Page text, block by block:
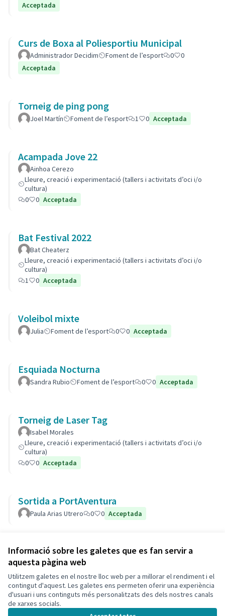
Informació sobre les galetes que es fan servir a
aquesta pàgina web
Utilitzem galetes en el nostre lloc web per a millorar el rendiment i el
contingut d'aquest. Les galetes ens permeten oferir una experiència
d'usuari i uns continguts més personalitzats des dels nostres canals
de xarxes socials.
Acceptada
Curs de Boxa al Poliesportiu Municipal
Administrador Decidim Foment de l’esport 0
0
Acceptada
Torneig de ping pong
Joel Martín Foment de l’esport 1 0 Acceptada
Acampada Jove 22
Ainhoa Cerezo
Lleure, creació i experimentació (tallers i activitats d’oci i/o
cultura)
0
0 Acceptada
Bat Festival 2022
Bat Cheaterz
Lleure, creació i experimentació (tallers i activitats d’oci i/o
cultura)
1
0 Acceptada
Voleibol mixte
Julia Foment de l’esport 0 0 Acceptada
Esquiada Nocturna
Sandra Rubio Foment de l’esport 0 0 Acceptada
Torneig de Laser Tag
Isabel Morales
Lleure, creació i experimentació (tallers i activitats d’oci i/o
cultura)
0
0 Acceptada
Sortida a PortAventura
Paula Arias Utrero 0 0 Acceptada
Veure totes les propostes retirades
Termes i condicions d'ús
Configuració de les galetes
Triar la llenguaElegir el idioma